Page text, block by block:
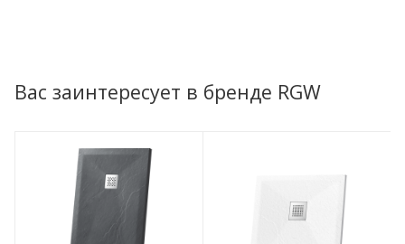
Вас заинтересует в бренде RGW